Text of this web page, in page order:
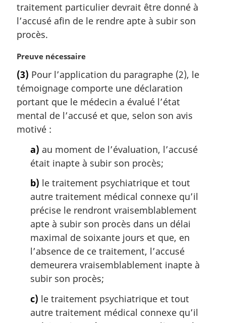
g
i
n
l
:
traitement particulier devrait être donné à
l’accusé afin de le rendre apte à subir son
procès.
N
t
e
m
a
g
Preuve nécessaire
(3) Pour l’application du paragraphe (2), le
témoignage comporte une déclaration
portant que le médecin a évalué l’état
mental de l’accusé et que, selon son avis
motivé :
a) au moment de l’évaluation, l’accusé
était inapte à subir son procès;
b) le traitement psychiatrique et tout
autre traitement médical connexe qu’il
précise le rendront vraisemblablement
apte à subir son procès dans un délai
maximal de soixante jours et que, en
l’absence de ce traitement, l’accusé
demeurera vraisemblablement inapte à
subir son procès;
c) le traitement psychiatrique et tout
autre traitement médical connexe qu’il